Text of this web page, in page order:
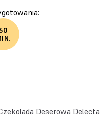
60
Deserowa Delecta